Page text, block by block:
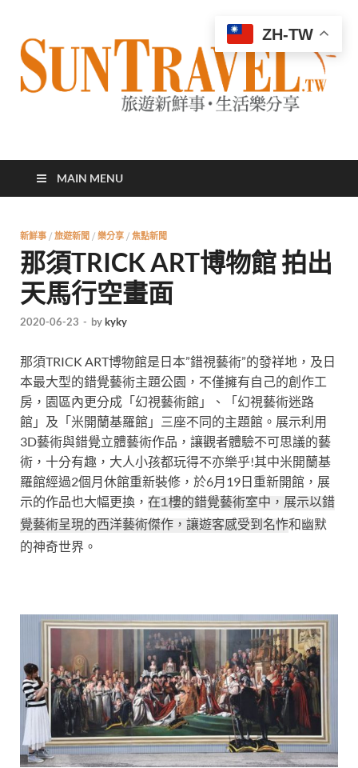
太陽網
MAIN MENU
新鮮事 / 旅遊新聞 / 樂分享 / 焦點新聞
那須TRICK ART博物館 拍出
天馬行空畫面
2020-06-23 - bykyky
那須TRICK ART博物館是日本”錯視藝術”的發祥地，及日
本最大型的錯覺藝術主題公園，不僅擁有自己的創作工
房，園區內更分成「幻視藝術館」、「幻視藝術迷路
館」及「米開蘭基羅館」三座不同的主題館。展示利用
3D藝術與錯覺立體藝術作品 ，讓觀者體驗不可思議的藝
術，十分有趣，大人小孩都玩得不亦樂乎!其中米開蘭基
羅館經過2個月休館重新裝修，於6月19日重新開館，展
示的作品也大幅更換， 在1樓的錯覺藝術室中，展示以錯
覺藝術呈現的西洋藝術傑作，讓遊客感受到名怍和幽默
的神奇世界。
ZH-TW